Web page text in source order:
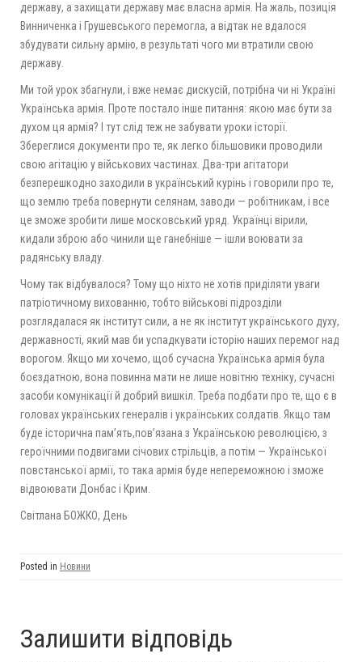
державу, а захищати державу має власна армія. На жаль, позиція
Винниченка і Грушевського перемогла, а відтак не вдалося
збудувати сильну армію, в результаті чого ми втратили свою
державу.
Ми той урок збагнули, і вже немає дискусій, потрібна чи ні Україні
Українська армія. Проте постало інше питання: якою має бути за
духом ця армія? І тут слід теж не забувати уроки історії.
Збереглися документи про те, як легко більшовики проводили
свою агітацію у військових частинах. Два-три агітатори
безперешкодно заходили в український курінь і говорили про те,
що землю треба повернути селянам, заводи — робітникам, і все
це зможе зробити лише московський уряд. Українці вірили,
кидали зброю або чинили ще ганебніше — ішли воювати за
радянську владу.
Чому так відбувалося? Тому що ніхто не хотів приділяти уваги
патріотичному вихованню, тобто військові підрозділи
розглядалася як інститут сили, а не як інститут українського духу,
державності, який мав би успадкувати історію наших перемог над
ворогом. Якщо ми хочемо, щоб сучасна Українська армія була
боєздатною, вона повинна мати не лише новітню техніку, сучасні
засоби комунікації й добрий вишкіл. Треба подбати про те, що є в
головах українських генералів і українських солдатів. Якщо там
буде історична пам’ять,пов’язана з Українською революцією, з
героїчними подвигами січових стрільців, а потім — Української
повстанської армії, то така армія буде непереможною і зможе
відвоювати Донбас і Крим.
Світлана БОЖКО, День
Posted in Новини
Залишити відповідь